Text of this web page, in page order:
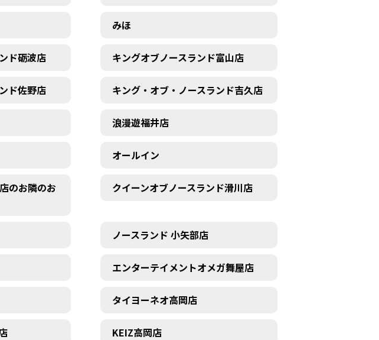
みほ
ド砺波店 キングオブノースランド富山店
ド佐野店 キング・オブ・ノースランド吉久店
浪漫遊福井店
オールイン
のお隣のお
クイーンオブノースランド滑川店
ノースランド 小矢部店
エンターテイメントオメガ舞屋店
タイヨーネオ高岡店
KEIZ高岡店